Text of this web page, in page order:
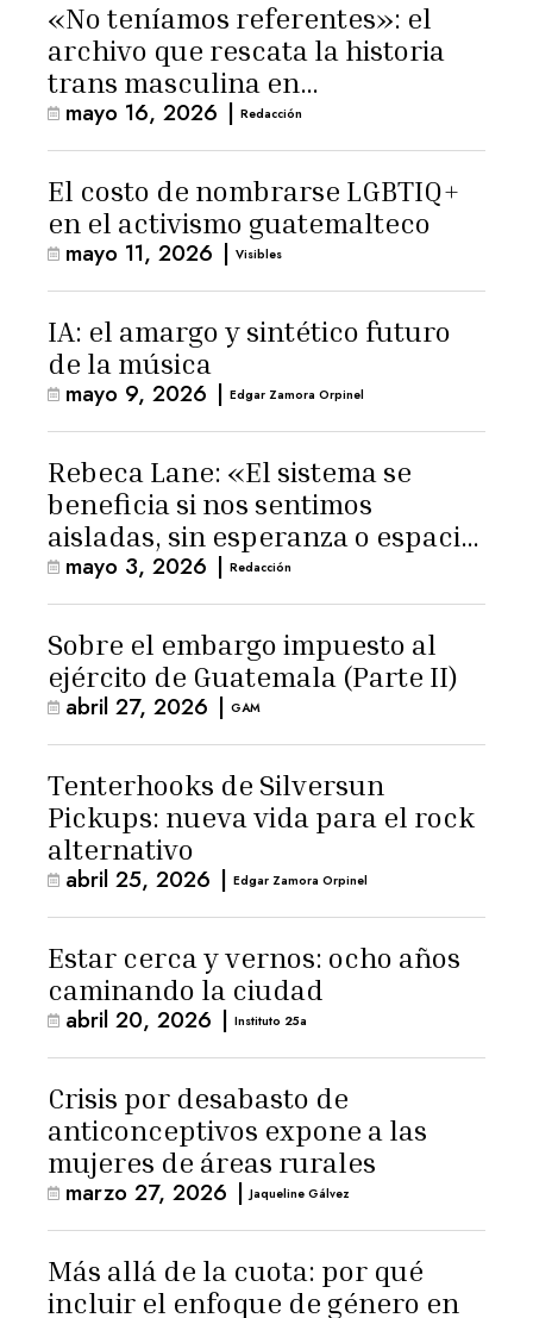
«No teníamos referentes»: el
archivo que rescata la historia
trans masculina en
Latinoamérica
mayo 16, 2026 | Redacción
El costo de nombrarse LGBTIQ+
en el activismo guatemalteco
mayo 11, 2026 | Visibles
IA: el amargo y sintético futuro
de la música
mayo 9, 2026 | Edgar Zamora Orpinel
Rebeca Lane: «El sistema se
beneficia si nos sentimos
aisladas, sin esperanza o espacio
para la ternura»
mayo 3, 2026 | Redacción
Sobre el embargo impuesto al
ejército de Guatemala (Parte II)
abril 27, 2026 | GAM
Tenterhooks de Silversun
Pickups: nueva vida para el rock
alternativo
abril 25, 2026 | Edgar Zamora Orpinel
Estar cerca y vernos: ocho años
caminando la ciudad
abril 20, 2026 | Instituto 25a
Crisis por desabasto de
anticonceptivos expone a las
mujeres de áreas rurales
marzo 27, 2026 | Jaqueline Gálvez
Más allá de la cuota: por qué
incluir el enfoque de género en